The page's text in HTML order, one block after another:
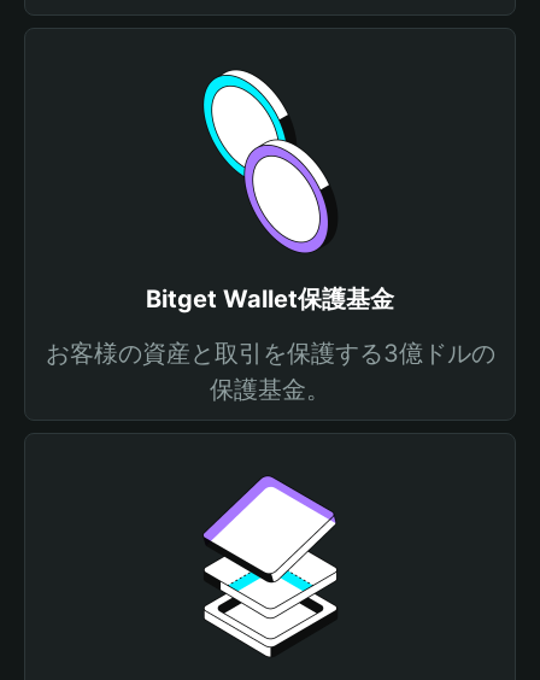
Bitget Wallet保護基金
お客様の資産と取引を保護する3億ドルの
保護基金。